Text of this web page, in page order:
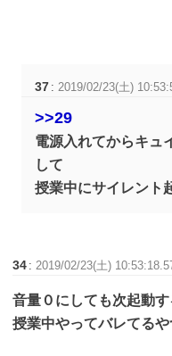
37 : 2019/02/23(土)
>>29
電源入れてからキュ
して
授業中にサイレント
34 : 2019/02/23(土)
音量０にしても次起動
授業中やってバレてるや